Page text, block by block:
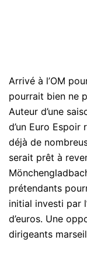
Arrivé à l’OM
pourrait bien ne
Auteur d’une
d’un Euro
déjà de
serait prêt à
prétendants
initial investi par
d’euros. Une
dirigeants